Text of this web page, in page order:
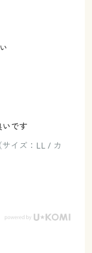
です
イズ：LL / カ